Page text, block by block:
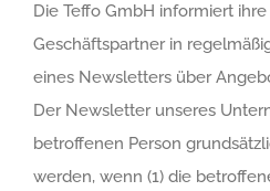
Die Teffo GmbH informiert
Geschäftspartner in
eines Newsletters über
Der Newsletter unseres
betroffenen Person
werden, wenn (1) die